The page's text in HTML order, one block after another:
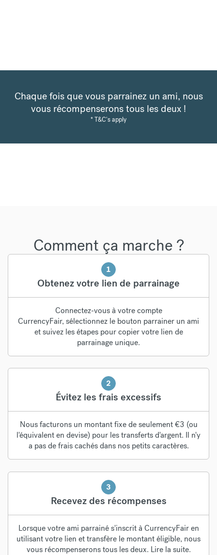
Chaque fois que vous parrainez un ami, nous
vous récompenserons tous les deux !
* T&C's apply
Comment ça marche ?
1
Obtenez votre lien de parrainage
Connectez-vous à votre compte
CurrencyFair, sélectionnez le bouton parrainer un ami
et suivez les étapes pour copier votre lien de
parrainage unique.
2
Évitez les frais excessifs
Nous facturons un montant fixe de seulement €3 (ou
l'équivalent en devise) pour les transferts d'argent. Il n'y
a pas de frais cachés dans nos petits caractères.
3
Recevez des récompenses
Lorsque votre ami parrainé s'inscrit à CurrencyFair en
utilisant votre lien et transfère le montant éligible, nous
vous récompenserons tous les deux. Lire la suite.